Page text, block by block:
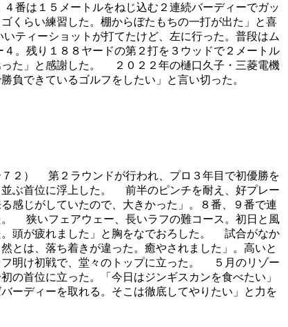
番は１５メートルをねじ込む２連続バーディーでガッ
くらい練習した。棚からぼたもちの一打が出た」と喜
ティーショットが打てたけど、左に行った。普段はム
。残り１８８ヤードの第２打を３ウッドで２メートル
った」と感謝した。 ２０２２年の樋口久子・三菱電機
負できているゴルフをしたい」と言い切った。
２） 第２ラウンドが行われ、プロ３年目で初優勝を
並ぶ首位に浮上した。 前半のピンチを耐え、好プレー
感じがしていたので、大きかった」。８番、９番で連
。 狭いフェアウェー、長いラフの難コース。初日と風
。頭が疲れました」と胸をなでおろした。 試合がなか
とは、落ち着きが違った。癒やされました」。高いと
フ明け初戦で、堂々のトップに立った。 ５月のリゾー
の首位に立った。「今日はジンギスカンを食べたい」
ーディーを取れる。そこは徹底してやりたい」と力を